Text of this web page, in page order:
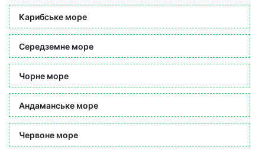
Карибське море
Середземне море
Чорне море
Андаманське море
Червоне море